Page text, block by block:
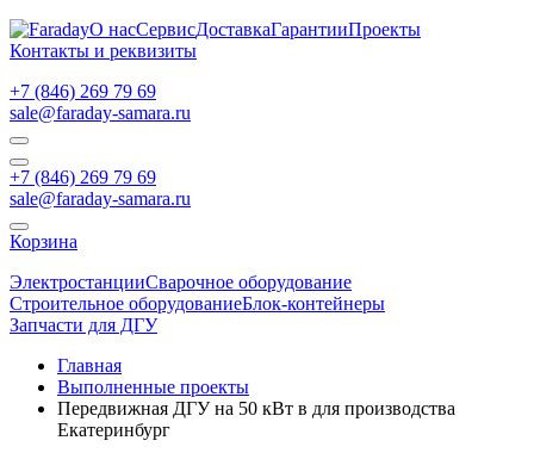
О насСервисДоставкаГарантииПроекты
Контакты и реквизиты
+7 (846) 269 79 69
sale@faraday-samara.ru
+7 (846) 269 79 69
sale@faraday-samara.ru
Корзина
ЭлектростанцииСварочное оборудование
Строительное оборудованиеБлок-контейнеры
Запчасти для ДГУ
Главная
Выполненные проекты
Передвижная ДГУ на 50 кВт в для производства
Екатеринбург